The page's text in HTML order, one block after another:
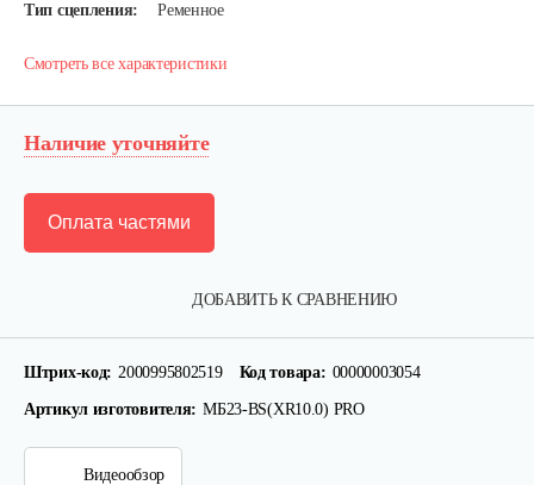
Тип сцепления:
Ременное
Смотреть все характеристики
Наличие уточняйте
ДОБАВИТЬ К СРАВНЕНИЮ
Оплата частями
Штрих-код: 2000995802519 Код товара: 00000003054
Артикул изготовителя: МБ23-BS(XR10.0) PRO
Видеообзор